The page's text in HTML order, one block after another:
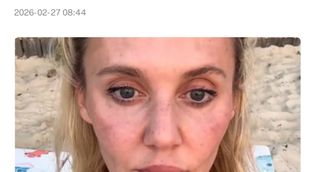
2026-02-27 08:44